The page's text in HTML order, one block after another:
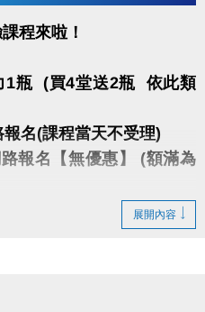
程來啦！
1瓶 (買4堂送2瓶 依此類
名(課程當天不受理)
報名【無優惠】 (額滿為
堂，不可多人湊堂數哦!)
展開內容